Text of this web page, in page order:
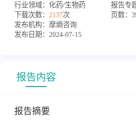
系统性硬化药物市场的现状、趋
为医药企业和投资者提供更好的
资策略制定。
行业领域： 化药/生物药 报告专
下载次数： 2137次 页数：
发布机构： 摩熵咨询
发布日期： 2024-07-15
报告内容
报告摘要